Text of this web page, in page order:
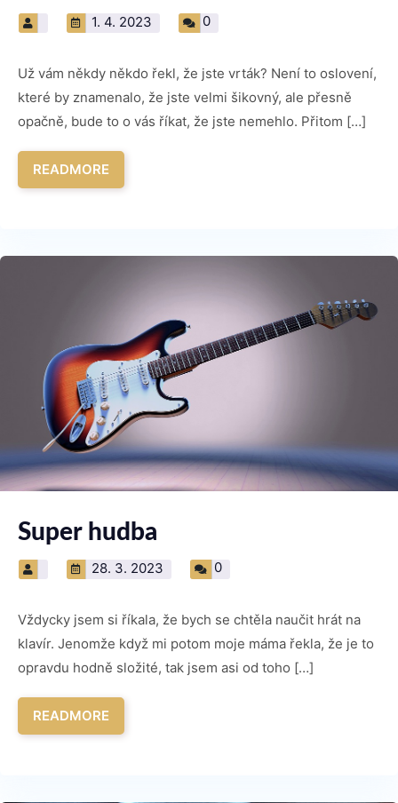
1. 4. 2023 0
Už vám někdy někdo řekl, že jste vrták? Není to oslovení,
které by znamenalo, že jste velmi šikovný, ale přesně
opačně, bude to o vás říkat, že jste nemehlo. Přitom […]
READMORE
Super hudba
28. 3. 2023 0
Vždycky jsem si říkala, že bych se chtěla naučit hrát na
klavír. Jenomže když mi potom moje máma řekla, že je to
opravdu hodně složité, tak jsem asi od toho […]
READMORE